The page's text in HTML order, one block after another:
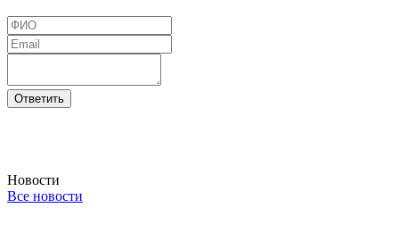
Новости
Все новости